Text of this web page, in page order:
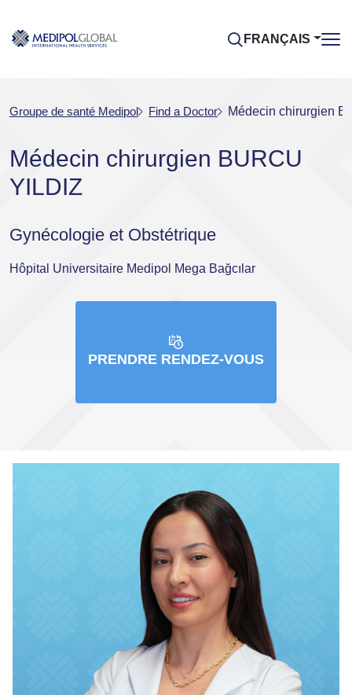
FRANÇAIS
Groupe de santé Medipol Find a Doctor Médecin chirurgien
Médecin chirurgien BURCU
YILDIZ
Gynécologie et Obstétrique
Hôpital Universitaire Medipol Mega Bağcılar
PRENDRE RENDEZ-VOUS